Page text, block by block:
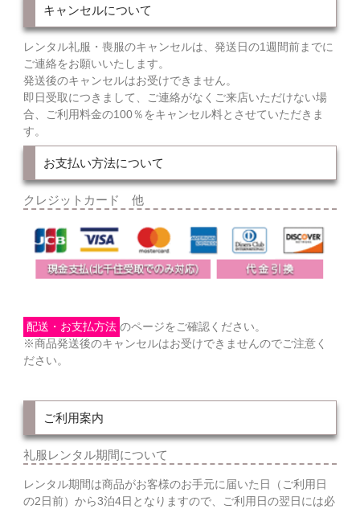
キャンセルについて
レンタル礼服・喪服のキャンセルは、発送日の1週間前までに
ご連絡をお願いいたします。
発送後のキャンセルはお受けできません。
即日受取につきまして、ご連絡がなくご来店いただけない場
合、ご利用料金の100％をキャンセル料とさせていただきま
す。
お支払い方法について
クレジットカード 他
配送・お支払方法 のページをご確認ください。
※商品発送後のキャンセルはお受けできませんのでご注意く
ださい。
ご利用案内
礼服レンタル期間について
レンタル期間は商品がお客様のお手元に届いた日（ご利用日
の2日前）から3泊4日となりますので、ご利用日の翌日には必